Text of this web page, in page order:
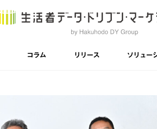
コラム リリース ソリュー